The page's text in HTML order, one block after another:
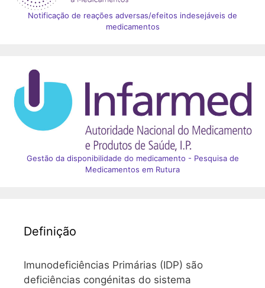
Notificação de reações adversas/efeitos indesejáveis de
medicamentos
Gestão da disponibilidade do medicamento - Pesquisa de
Medicamentos em Rutura
Definição
Imunodeficiências Primárias (IDP) são
deficiências congénitas do sistema